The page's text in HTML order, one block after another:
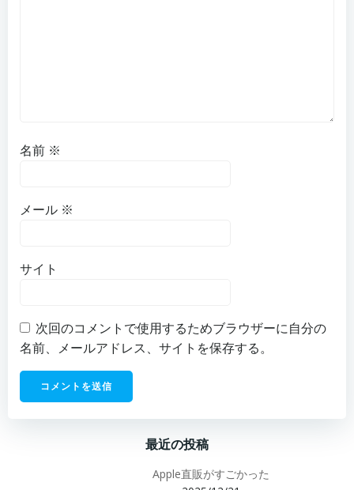
名前 ※
メール ※
サイト
次回のコメントで使用するためブラウザーに自分の
名前、メールアドレス、サイトを保存する。
最近の投稿
Apple直販がすごかった